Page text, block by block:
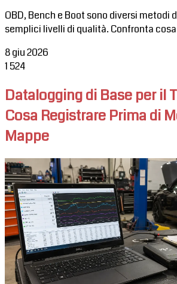
OBD, Bench e Boot sono diversi metodi
semplici livelli di qualità. Confronta cosa
8 giu 2026
1 524
Datalogging di Base per il
Cosa Registrare Prima di
Mappe